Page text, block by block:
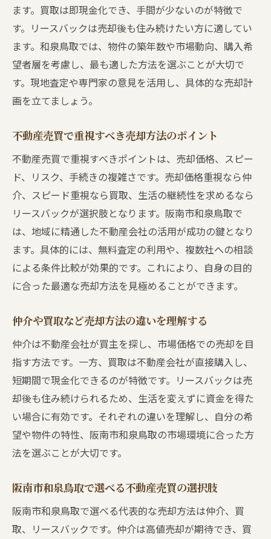
ます。買取は即現金化でき、手間が少ないのが特徴で
す。リースバックは売却後も住み続けたい方に適してい
ます。和泉鳥取では、物件の築年数や市場動向、購入希
望者層を考慮し、最も適した方法を選ぶことが大切で
す。現地査定や専門家の意見を活用し、具体的な売却計
画を立てましょう。
不動産売買で重視すべき売却方法のポイント
不動産売買で重視すべきポイントは、売却価格、スピー
ド、リスク、手続きの複雑さです。売却価格重視なら仲
介、スピード重視なら買取、生活の継続性を求めるなら
リースバックが選択肢となります。阪南市和泉鳥取で
は、地域に精通した不動産会社の活用が成功の鍵となり
ます。具体的には、無料査定の利用や、複数社への相談
による条件比較が効果的です。これにより、自身の目的
に合った最適な売却方法を見極めることができます。
仲介や買取など売却方法の違いを理解する
仲介は不動産会社が買主を探し、市場価格での売却を目
指す方法です。一方、買取は不動産会社が直接購入し、
短期間で現金化できるのが特徴です。リースバックは売
却後も住み続けられるため、生活を変えずに資金を得た
い場合に有効です。それぞれの違いを理解し、自分の希
望や物件の特性、阪南市和泉鳥取の市場環境に合った方
法を選ぶことが大切です。
阪南市和泉鳥取で選べる不動産売買の選択肢
阪南市和泉鳥取で選べる代表的な売却方法は仲介、買
取、リースバックです。仲介は高値売却が期待でき、買